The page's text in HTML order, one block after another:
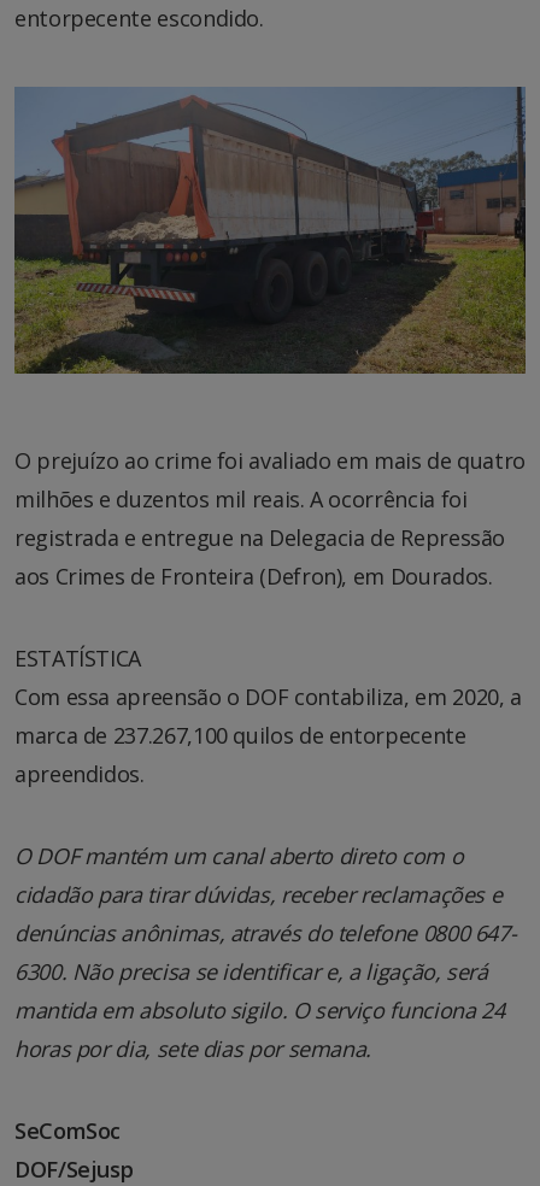
entorpecente escondido.
O prejuízo ao crime foi avaliado em mais de quatro
milhões e duzentos mil reais. A ocorrência foi
registrada e entregue na Delegacia de Repressão
aos Crimes de Fronteira (Defron), em Dourados.
ESTATÍSTICA
Com essa apreensão o DOF contabiliza, em 2020, a
marca de 237.267,100 quilos de entorpecente
apreendidos.
O DOF mantém um canal aberto direto com o
cidadão para tirar dúvidas, receber reclamações e
denúncias anônimas, através do telefone 0800 647-
6300. Não precisa se identificar e, a ligação, será
mantida em absoluto sigilo. O serviço funciona 24
horas por dia, sete dias por semana.
SeComSoc
DOF/Sejusp